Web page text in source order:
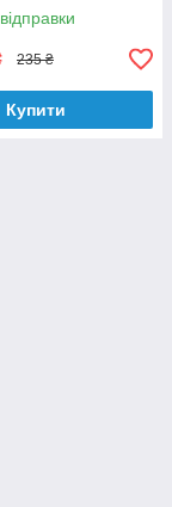
235 ₴
Купити